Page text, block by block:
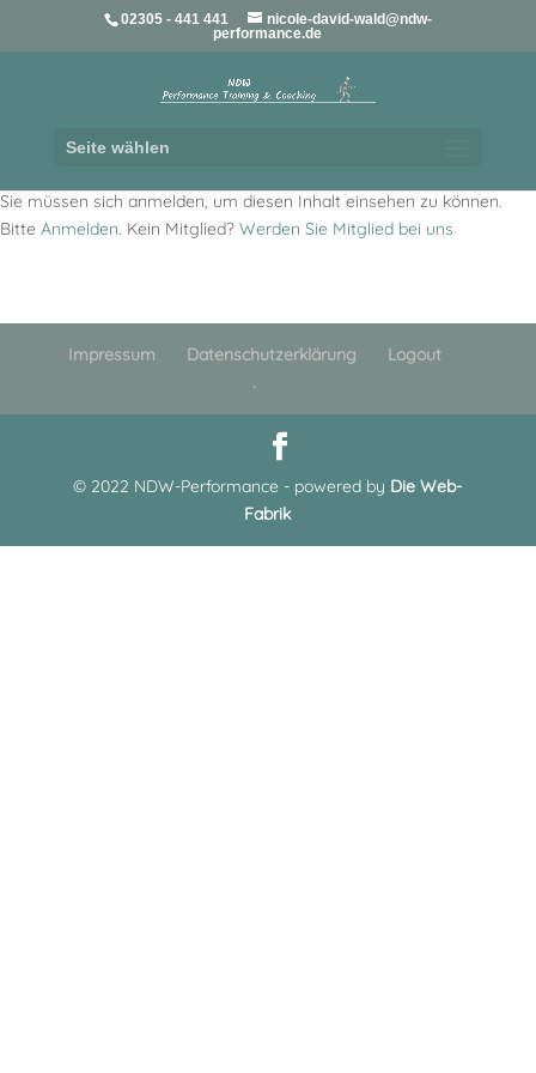
02305 - 441 441
nicole-david-wald@ndw-
performance.de
Seite wählen
Sie müssen sich anmelden, um diesen Inhalt einsehen zu können.
Bitte Anmelden. Kein Mitglied? Werden Sie Mitglied bei uns
Impressum Datenschutzerklärung
Logout
.
© 2022 NDW-Performance - powered by Die Web-
Fabrik